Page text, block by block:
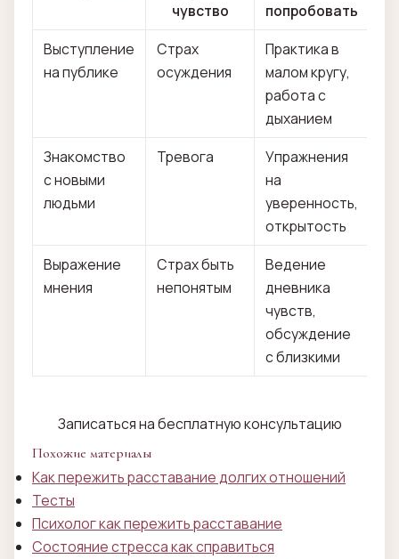
чувство
попробовать
Выступление
на публике
Страх
осуждения
Практика в
малом кругу,
работа с
дыханием
Знакомство
с новыми
людьми
Тревога
Упражнения
на
уверенность,
открытость
Выражение
мнения
Страх быть
непонятым
Ведение
дневника
чувств,
обсуждение
с близкими
Записаться на бесплатную консультацию
Похожие материалы
Как пережить расставание долгих отношений
Тесты
Психолог как пережить расставание
Состояние стресса как справиться